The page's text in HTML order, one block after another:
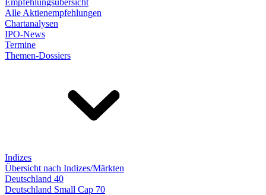
Empfehlungsübersicht
Alle Aktienempfehlungen
Chartanalysen
IPO-News
Termine
Themen-Dossiers
Indizes
Übersicht nach Indizes/Märkten
Deutschland 40
Deutschland Small Cap 70